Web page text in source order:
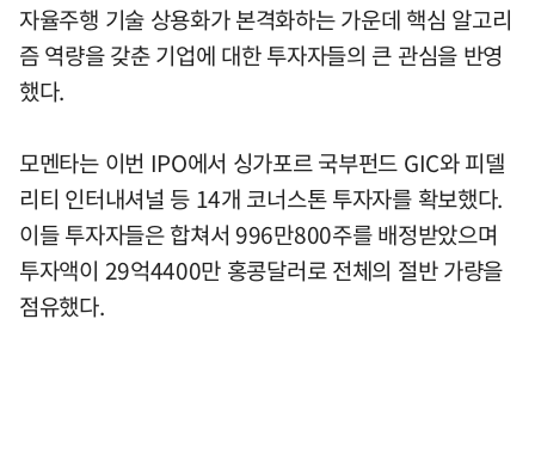
자율주행 기술 상용화가 본격화하는 가운데 핵심 알고리
즘 역량을 갖춘 기업에 대한 투자자들의 큰 관심을 반영
했다.
모멘타는 이번 IPO에서 싱가포르 국부펀드 GIC와 피델
리티 인터내셔널 등 14개 코너스톤 투자자를 확보했다.
이들 투자자들은 합쳐서 996만800주를 배정받았으며
투자액이 29억4400만 홍콩달러로 전체의 절반 가량을
점유했다.